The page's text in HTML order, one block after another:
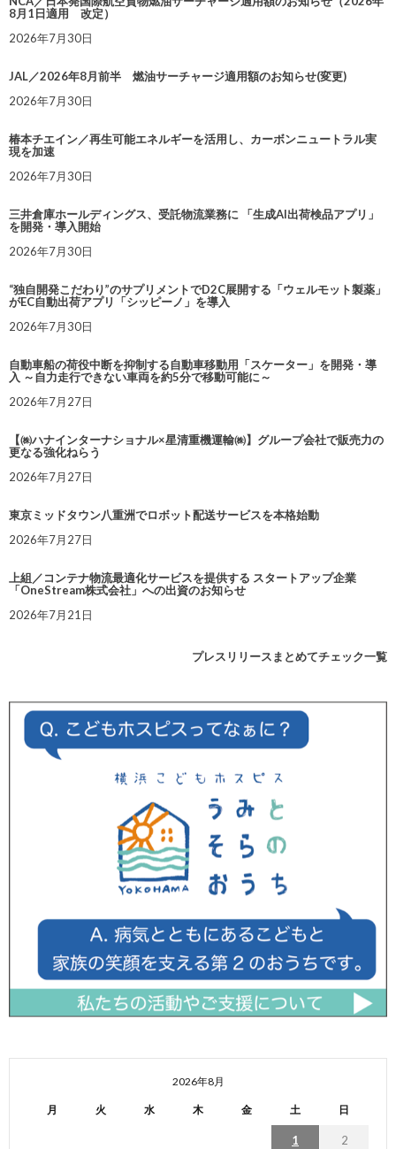
8月1日適用 改定）
2026年7月30日
JAL／2026年8月前半 燃油サーチャージ適用額のお知らせ(変更)
2026年7月30日
椿本チエイン／再生可能エネルギーを活用し、カーボンニュートラル実
現を加速
2026年7月30日
三井倉庫ホールディングス、受託物流業務に 「生成AI出荷検品アプリ」
を開発・導入開始
2026年7月30日
“独自開発こだわり”のサプリメントでD2C展開する「ウェルモット製薬」
がEC自動出荷アプリ「シッピーノ」を導入
2026年7月30日
自動車船の荷役中断を抑制する自動車移動用「スケーター」を開発・導
入 ～自力走行できない車両を約5分で移動可能に～
2026年7月27日
【㈱ハナインターナショナル×星清重機運輸㈱】グループ会社で販売力の
更なる強化ねらう
2026年7月27日
東京ミッドタウン八重洲でロボット配送サービスを本格始動
2026年7月27日
上組／コンテナ物流最適化サービスを提供する スタートアップ企業
「OneStream株式会社」への出資のお知らせ
2026年7月21日
プレスリリースまとめてチェック一覧
2026年8月
月 火 水 木 金 土 日
1 2